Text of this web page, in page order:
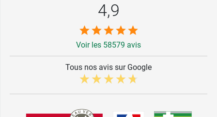
4,9
Voir les 58579 avis
Tous nos avis sur Google